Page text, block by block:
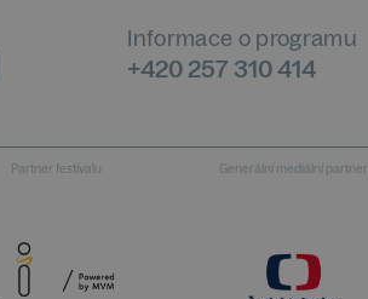
Informace o programu
+420 257 310 414
Partner festivalu Generální mediální partner